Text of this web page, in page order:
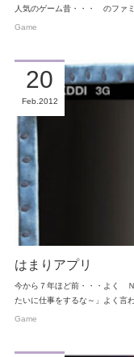
人気のゲーム昔・・・ のファ
Game
はまりアプリ
今から７年ほど前・・・よく
たいに仕事をするな～」よく言
20
Feb 2012
Game